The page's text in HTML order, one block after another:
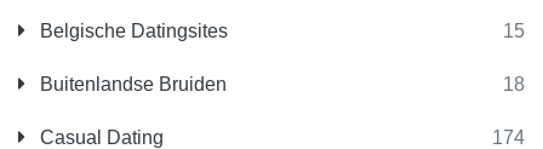
Belgische Datingsites 15
Buitenlandse Bruiden 18
Casual Dating 174